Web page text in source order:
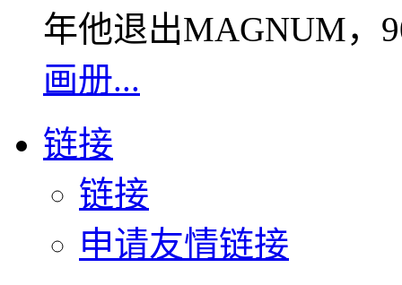
年他退出MAGNUM，
画册...
链接
链接
申请友情链接